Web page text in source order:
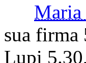
Maria
sua firma
Lupi